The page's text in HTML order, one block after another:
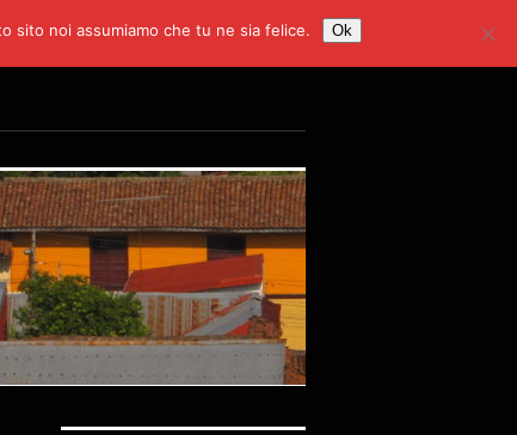
sito noi assumiamo che tu ne sia felice. Ok